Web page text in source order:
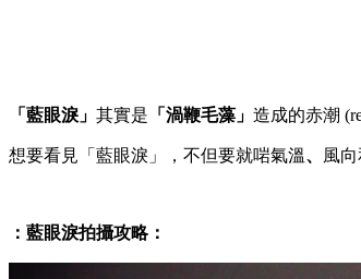
「藍眼淚」 其實是 「渦鞭毛藻」 造成的赤潮
想要看見「藍眼淚」，不但要就啱氣溫、 風
：藍眼淚拍攝攻略：